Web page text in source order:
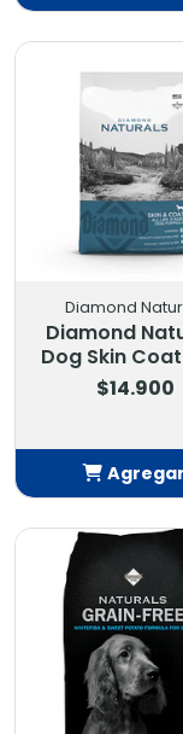
Diamond
Diamond
Dog Skin
$14.900
Agregar